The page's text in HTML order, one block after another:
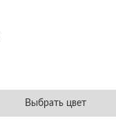
Выбрать цвет